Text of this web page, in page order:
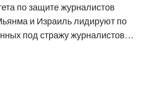
по защите журналистов
и Израиль лидируют по
под стражу журналистов…